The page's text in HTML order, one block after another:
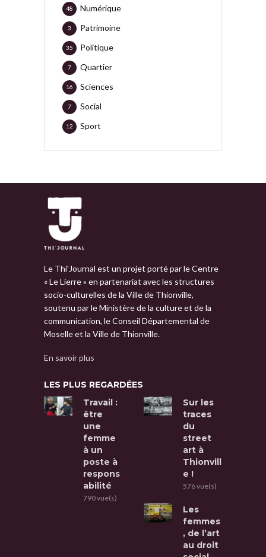
Numérique
48
Patrimoine
3
Politique
35
Quartier
7
Sciences
16
Social
7
Sport
12
Le Thi'Journal est un projet porté par le Centre
« Le Lierre » en partenariat avec les structures
socio-culturelles de la Ville de Thionville,
soutenu par le Ministère de la culture et de la
communication, le Conseil Départemental de
Moselle et la Ville de Thionville.
En savoir plus
LES PLUS REGARDÉES
Travail :
être
une
femme
à un
poste à
respons
abilité
790 vue(s)
Sur les
traces
du
street
art à
Thionvill
e !
576 vue(s)
Les
femmes
, de l’art
au droit